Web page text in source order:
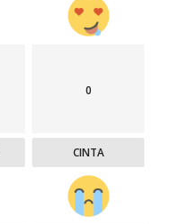
0
CINTA